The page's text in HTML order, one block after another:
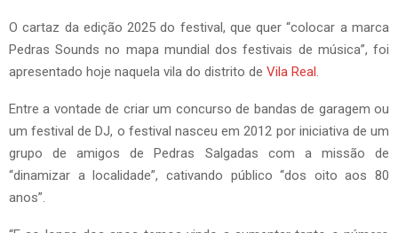
O cartaz da edição 2025 do festival, que quer “colocar a marca
Pedras Sounds no mapa mundial dos festivais de música”, foi
apresentado hoje naquela vila do distrito de Vila Real.
Entre a vontade de criar um concurso de bandas de garagem ou
um festival de DJ, o festival nasceu em 2012 por iniciativa de um
grupo de amigos de Pedras Salgadas com a missão de
“dinamizar a localidade”, cativando público “dos oito aos 80
anos”.